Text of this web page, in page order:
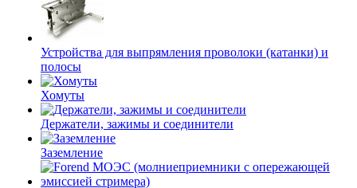
Устройства для выпрямления проволоки (катанки) и
полосы
Хомуты
Держатели, зажимы и соединители
Заземление